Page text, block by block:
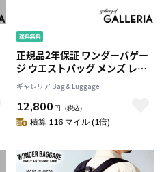
正規品2年保証 ワンダーバゲー
ジ ウエストバッグ メンズ レデ
ィース アウトドア WONDER
BAGGAGE ボディバッグ ブラン
ド ウエストポーチ 斜めがけバ
ッグ ナイロン 日本製
ギャレリア Bag＆Luggage
12,800 円 （税込）
積算 116 マイル (1倍)